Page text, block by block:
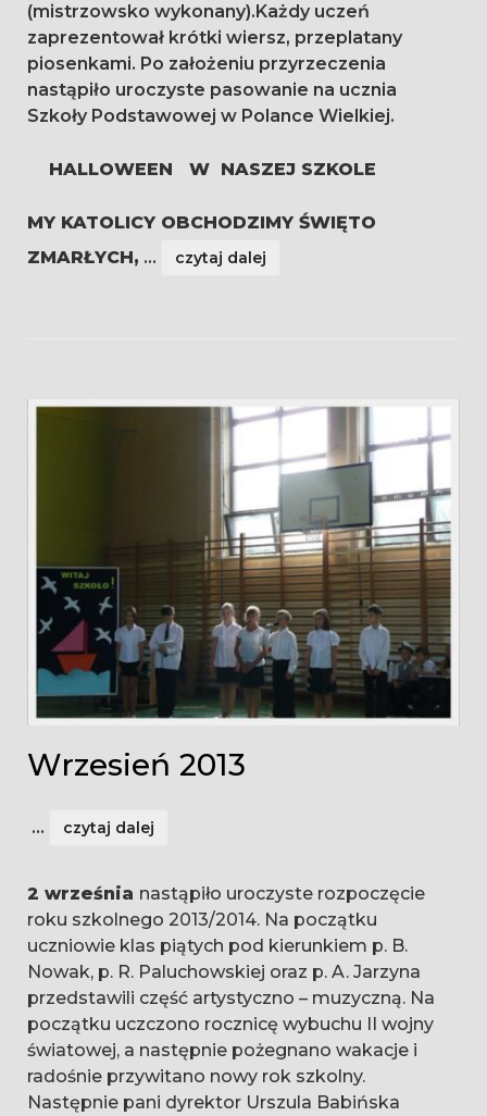
(mistrzowsko wykonany).Każdy uczeń
zaprezentował krótki wiersz, przeplatany
piosenkami. Po założeniu przyrzeczenia
nastąpiło uroczyste pasowanie na ucznia
Szkoły Podstawowej w Polance Wielkiej.
HALLOWEEN W NASZEJ SZKOLE
MY KATOLICY OBCHODZIMY ŚWIĘTO
ZMARŁYCH, ... czytaj dalej
Wrzesień 2013
... czytaj dalej
2 września nastąpiło uroczyste rozpoczęcie
roku szkolnego 2013/2014. Na początku
uczniowie klas piątych pod kierunkiem p. B.
Nowak, p. R. Paluchowskiej oraz p. A. Jarzyna
przedstawili część artystyczno – muzyczną. Na
początku uczczono rocznicę wybuchu II wojny
światowej, a następnie pożegnano wakacje i
radośnie przywitano nowy rok szkolny.
Następnie pani dyrektor Urszula Babińska